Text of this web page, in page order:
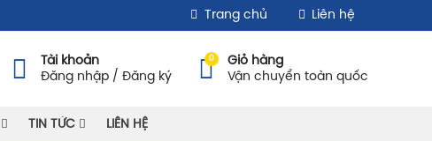
Trang chủ Liên hệ
Tài khoản
Đăng nhập / Đăng ký
0
Giỏ hàng
Vận chuyển toàn quốc
TIN TỨC LIÊN HỆ